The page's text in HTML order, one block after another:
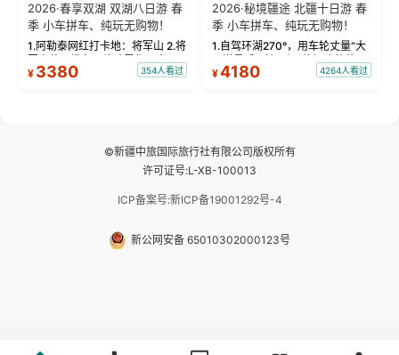
2026·春享双湖 双湖八日游 春
季 小车拼车、纯玩无购物！
1.阿勒泰网红打卡地：将军山 2.将
军山落日缆车，体验雪都风光 3.
将军山，夕阳派对，蹦迪party 4.
¥ 3380 354人看过
2026·秘境疆途 北疆十日游 春
季 小车拼车、纯玩无购物！
1.自驾环湖270°，用车轮丈量“大
西洋最后一滴眼泪”的极致蔚蓝，
让雪山、花海与深邃湖水在转弯
¥4180 4264人看过
©新疆中旅国际旅行社有限公司版权所有
许可证号:L-XB-100013
ICP备案号:新ICP备19001292号-4
新公网安备 65010302000123号